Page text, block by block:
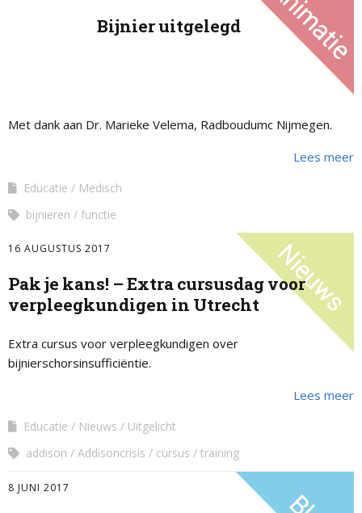
Bijnier uitgelegd
Met dank aan Dr. Marieke Velema, Radboudumc Nijmegen.
Lees meer
Educatie
Medisch
bijnieren
functie
16 AUGUSTUS 2017
Pak je kans! – Extra cursusdag voor
verpleegkundigen in Utrecht
Extra cursus voor verpleegkundigen over
bijnierschorsinsufficiëntie.
Lees meer
Educatie Nieuws
Uitgelicht
addison
Addisoncrisis cursus training
8 JUNI 2017